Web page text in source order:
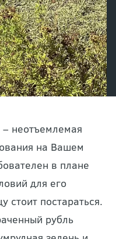
неотъемлемая
на Вашем
в плане
для его
стоит постараться.
рубль